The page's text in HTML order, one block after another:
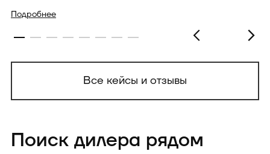
Подробнее
Все кейсы и отзывы
Поиск дилера рядом